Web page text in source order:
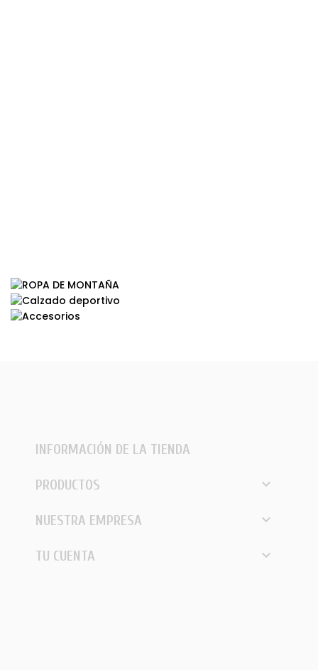
INFORMACIÓN DE LA TIENDA
PRODUCTOS 
NUESTRA EMPRESA 
TU CUENTA 